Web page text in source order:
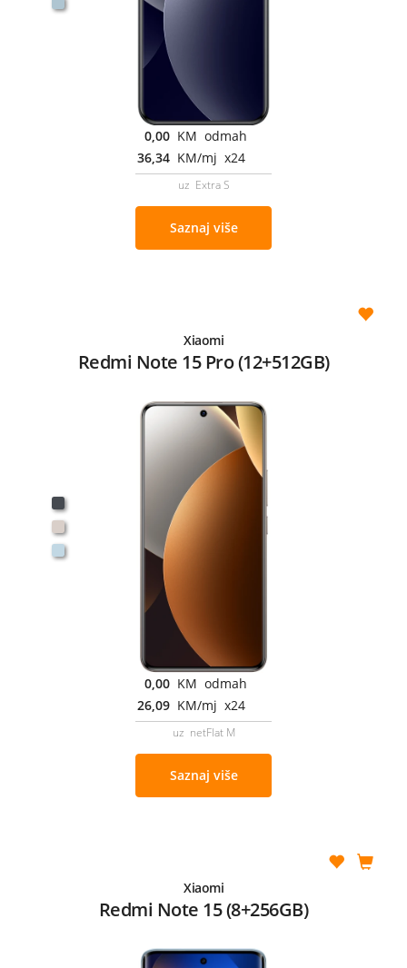
0,00 KM odmah
36,34 KM/mj x24
uz Extra S
Saznaj više
Xiaomi
Redmi Note 15 Pro (12+512GB)
0,00 KM odmah
26,09 KM/mj x24
uz netFlat M
Saznaj više
Xiaomi
Redmi Note 15 (8+256GB)